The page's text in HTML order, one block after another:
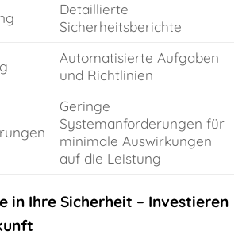
Detaillierte
Sicherheitsberichte
Automatisierte Aufgaben
und Richtlinien
Geringe
Systemanforderungen für
minimale Auswirkungen
auf die Leistung
in Ihre Sicherheit – Investieren